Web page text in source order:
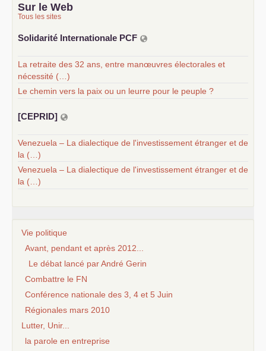
Sur le Web
Tous les sites
Solidarité Internationale PCF
La retraite des 32 ans, entre manœuvres électorales et
nécessité (…)
Le chemin vers la paix ou un leurre pour le peuple ?
[CEPRID]
Venezuela – La dialectique de l'investissement étranger et de
la (…)
Venezuela – La dialectique de l'investissement étranger et de
la (…)
Vie politique
Avant, pendant et après 2012...
Le débat lancé par André Gerin
Combattre le FN
Conférence nationale des 3, 4 et 5 Juin
Régionales mars 2010
Lutter, Unir...
la parole en entreprise